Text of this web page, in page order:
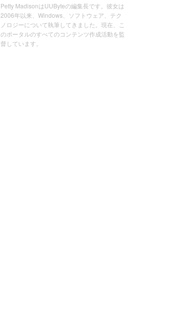
Petty MadisonはUUByteの編集長です。彼女は
2006年以来、Windows、ソフトウェア、テク
ノロジーについて執筆してきました。現在、こ
のポータルのすべてのコンテンツ作成活動を監
督しています。